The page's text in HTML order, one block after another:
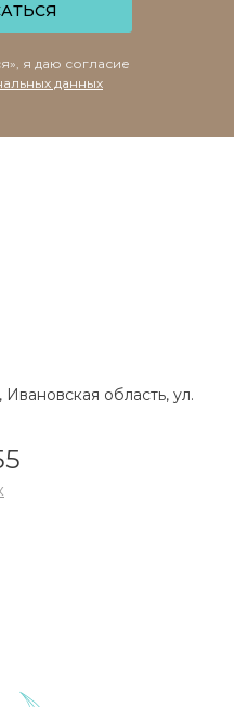
я даю согласие
данных
область, ул.